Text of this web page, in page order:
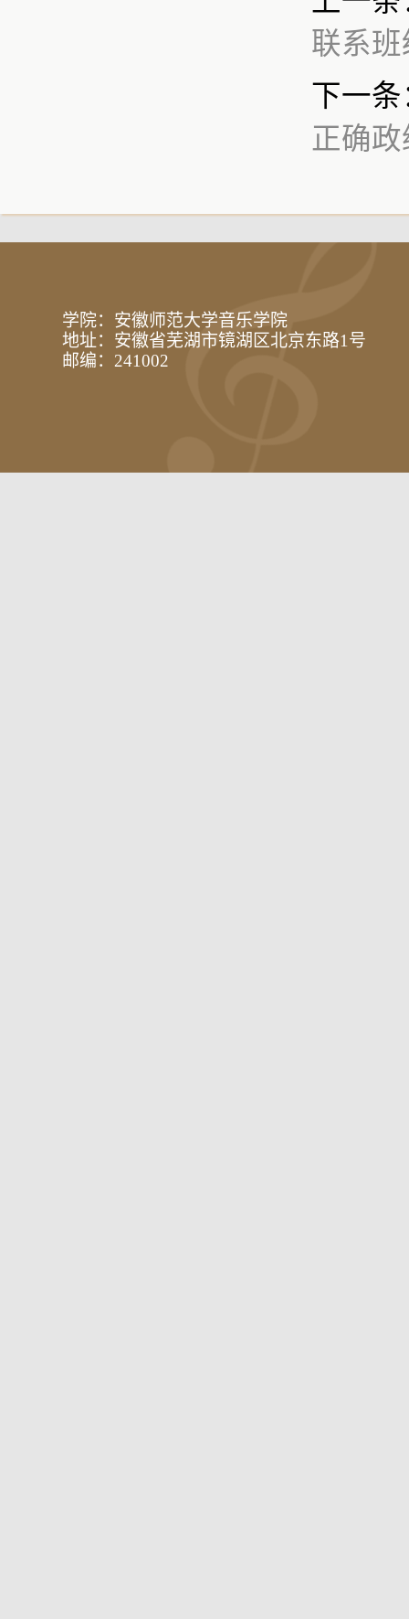
联系
下一条
正确
学院：安徽师范大学音乐学院
地址：安徽省芜湖市镜湖区北京东路1号
邮编：241002